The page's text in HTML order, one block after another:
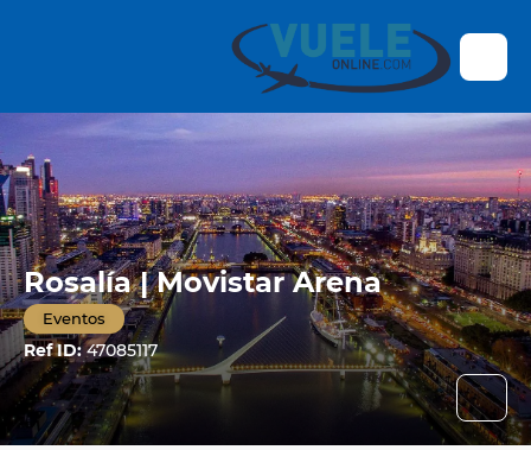
Rosalía | Movistar Arena
Eventos
Ref ID:47085117